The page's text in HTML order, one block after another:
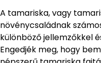
A tamariska, vagy
növénycsaládnak
különböző jellemzőkkel
Engedjék meg, hogy